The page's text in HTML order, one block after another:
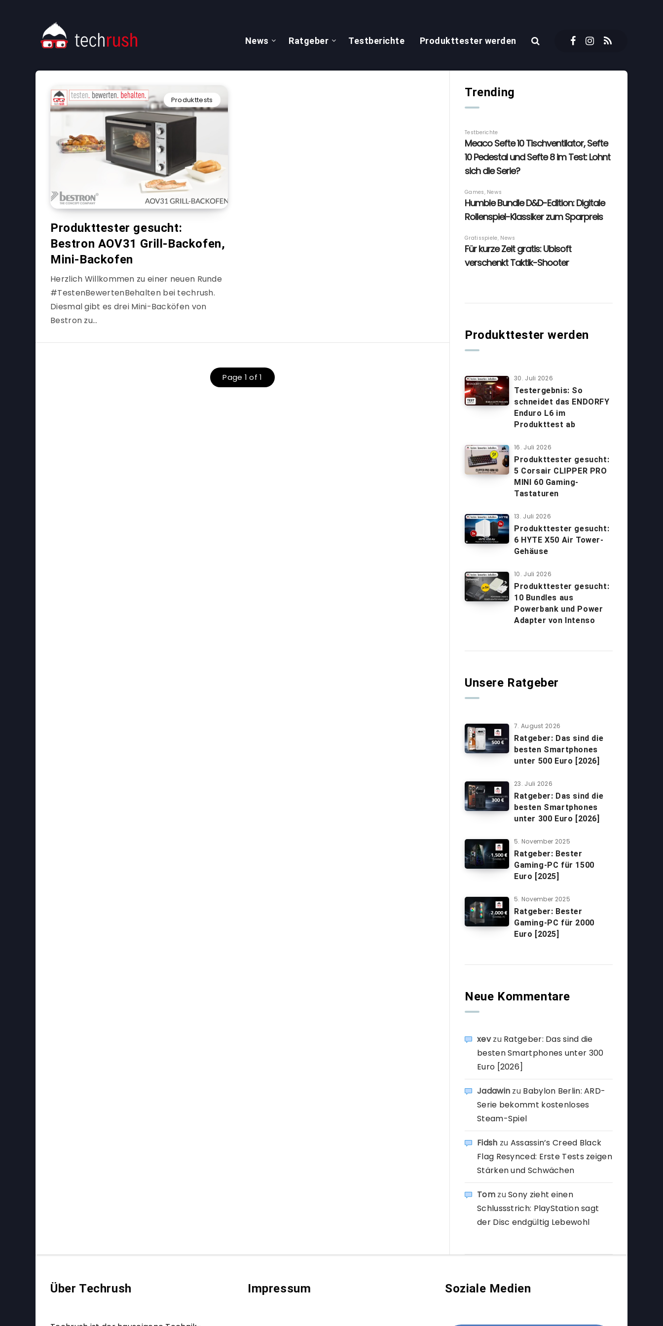
News Ratgeber Testberichte Produkttester werden
Produkttests
Produkttester gesucht:
Bestron AOV31 Grill-Backofen,
Mini-Backofen
Herzlich Willkommen zu einer neuen Runde
#TestenBewertenBehalten bei techrush.
Diesmal gibt es drei Mini-Backöfen von
Bestron zu…
Page 1 of 1
Trending
Produkttester werden
30. Juli 2026
Testergebnis: So
schneidet das ENDORFY
Enduro L6 im
Produkttest ab
16. Juli 2026
Produkttester gesucht:
5 Corsair CLIPPER PRO
MINI 60 Gaming-
Tastaturen
13. Juli 2026
Produkttester gesucht:
6 HYTE X50 Air Tower-
Gehäuse
10. Juli 2026
Produkttester gesucht:
10 Bundles aus
Powerbank und Power
Adapter von Intenso
Unsere Ratgeber
7. August 2026
Ratgeber: Das sind die
besten Smartphones
unter 500 Euro [2026]
23. Juli 2026
Ratgeber: Das sind die
besten Smartphones
unter 300 Euro [2026]
5. November 2025
Ratgeber: Bester
Gaming-PC für 1500
Euro [2025]
5. November 2025
Ratgeber: Bester
Gaming-PC für 2000
Euro [2025]
Neue Kommentare
xevzu Ratgeber: Das sind die
besten Smartphones unter 300
Euro [2026]
Jadawin zu Babylon Berlin: ARD-
Serie bekommt kostenloses
Steam-Spiel
Fidsh zu Assassin’s Creed Black
Flag Resynced: Erste Tests zeigen
Stärken und Schwächen
TomzuSony zieht einen
Schlussstrich: PlayStation sagt
der Disc endgültig Lebewohl
Über Techrush Impressum Soziale Medien